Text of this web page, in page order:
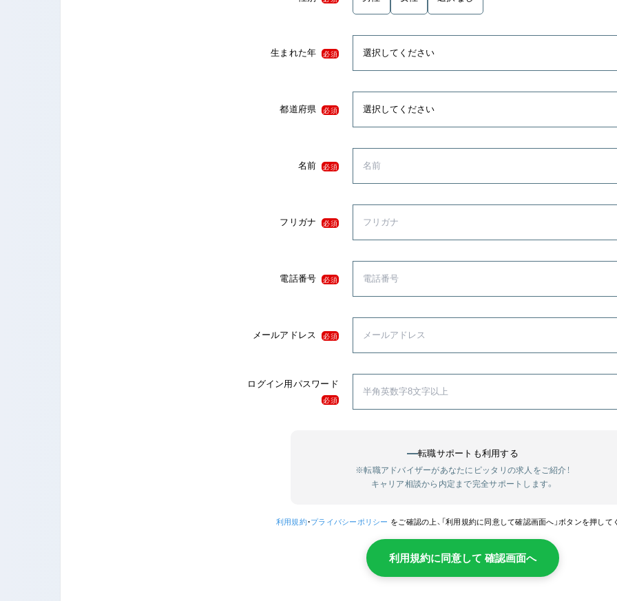
生まれた年 必須
都道府県 必須
名前 必須
フリガナ 必須
電話番号 必須
メールアドレス 必須
ログイン用パスワード
必須
転職サポートも利用する
※転職アドバイザーがあなたにピッタリの求人をご紹介！
キャリア相談から内定まで完全サポートします。
利用規約・プライバシーポリシー をご確認の上、「利用規約に同意して確認画面へ」ボタンを押して
利用規約に同意して 確認画面へ